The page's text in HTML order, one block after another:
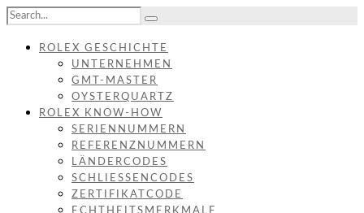
ROLEX GESCHICHTE
UNTERNEHMEN
GMT-MASTER
OYSTERQUARTZ
ROLEX KNOW-HOW
SERIENNUMMERN
REFERENZNUMMERN
LÄNDERCODES
SCHLIESSENCODES
ZERTIFIKATCODE